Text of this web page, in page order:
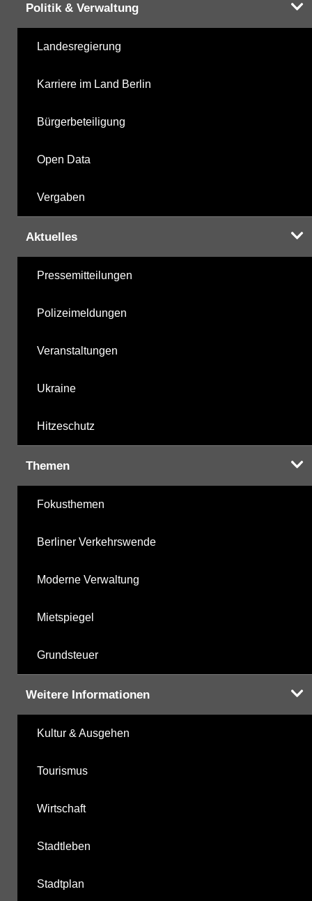
Politik & Verwaltung
Landesregierung
Karriere im Land Berlin
Bürgerbeteiligung
Open Data
Vergaben
Aktuelles
Pressemitteilungen
Polizeimeldungen
Veranstaltungen
Ukraine
Hitzeschutz
Themen
Fokusthemen
Berliner Verkehrswende
Moderne Verwaltung
Mietspiegel
Grundsteuer
Weitere Informationen
Kultur & Ausgehen
Tourismus
Wirtschaft
Stadtleben
Stadtplan